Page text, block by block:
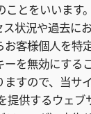
ことをいいます
状況や過去に
お客様個人を特
ーを無効にする
すので、当サ
提供するウェブ